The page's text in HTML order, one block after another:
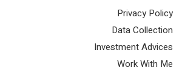
Privacy Policy
Data Collection
Investment Advices
Work With Me